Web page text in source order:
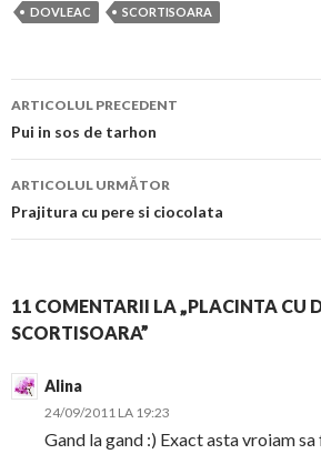
DOVLEAC SCORTISOARA
Navigare
în
articol
ARTICOLUL PRECEDENT
Pui in sos de tarhon
ARTICOLUL URMĂTOR
Prajitura cu pere si ciocolata
11 COMENTARII LA „PLACINTA CU
SCORTISOARA”
Alina
24/09/2011 LA 19:23
Gand la gand :) Exact asta vroiam